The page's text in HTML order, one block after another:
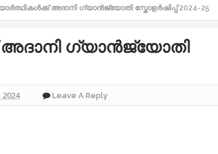
അദാനി ഗ്യാൻജ്യോതി സ്കോളർഷിപ്പ് 2024-25
അദാനി ഗ്യാൻജ്യോതി
Leave A Reply